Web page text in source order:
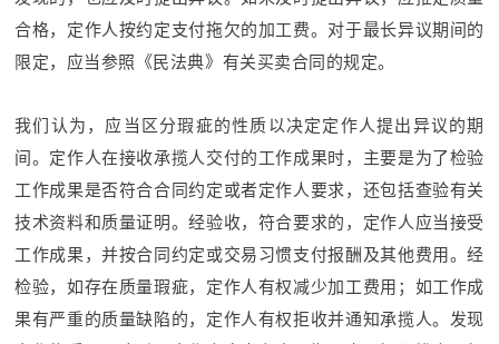
合格，定作人按约定支付拖欠的加工费。对于最长异议期间的
限定，应当参照《民法典》有关买卖合同的规定。
我们认为，应当区分瑕疵的性质以决定定作人提出异议的期
间。定作人在接收承揽人交付的工作成果时，主要是为了检验
工作成果是否符合合同约定或者定作人要求，还包括查验有关
技术资料和质量证明。经验收，符合要求的，定作人应当接受
工作成果，并按合同约定或交易习惯支付报酬及其他费用。经
检验，如存在质量瑕疵，定作人有权减少加工费用；如工作成
果有严重的质量缺陷的，定作人有权拒收并通知承揽人。发现